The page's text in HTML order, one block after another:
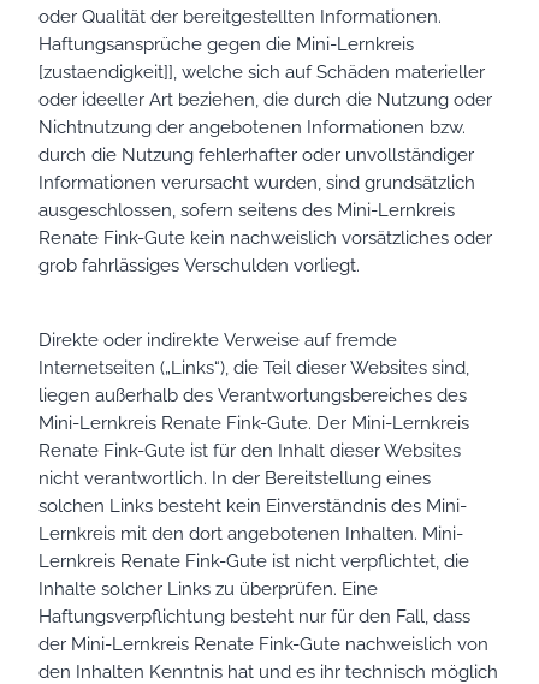
oder Qualität der bereitgestellten Informationen.
Haftungsansprüche gegen die Mini-Lernkreis
[zustaendigkeit]], welche sich auf Schäden materieller
oder ideeller Art beziehen, die durch die Nutzung oder
Nichtnutzung der angebotenen Informationen bzw.
durch die Nutzung fehlerhafter oder unvollständiger
Informationen verursacht wurden, sind grundsätzlich
ausgeschlossen, sofern seitens des Mini-Lernkreis
Renate Fink-Gute kein nachweislich vorsätzliches oder
grob fahrlässiges Verschulden vorliegt.
Direkte oder indirekte Verweise auf fremde
Internetseiten („Links“), die Teil dieser Websites sind,
liegen außerhalb des Verantwortungsbereiches des
Mini-Lernkreis Renate Fink-Gute. Der Mini-Lernkreis
Renate Fink-Gute ist für den Inhalt dieser Websites
nicht verantwortlich. In der Bereitstellung eines
solchen Links besteht kein Einverständnis des Mini-
Lernkreis mit den dort angebotenen Inhalten. Mini-
Lernkreis Renate Fink-Gute ist nicht verpflichtet, die
Inhalte solcher Links zu überprüfen. Eine
Haftungsverpflichtung besteht nur für den Fall, dass
der Mini-Lernkreis Renate Fink-Gute nachweislich von
den Inhalten Kenntnis hat und es ihr technisch möglich